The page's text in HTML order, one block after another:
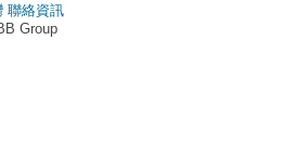
聯絡資訊
Group